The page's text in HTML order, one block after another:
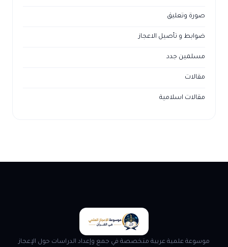
صورة وتعليق
ضوابط و تأصيل الاعجاز
مسلمين جدد
مقالات
مقالات اسلامية
موسوعة علمية عربية متخصصة في جمع وإعداد الدراسات حول الإعجاز